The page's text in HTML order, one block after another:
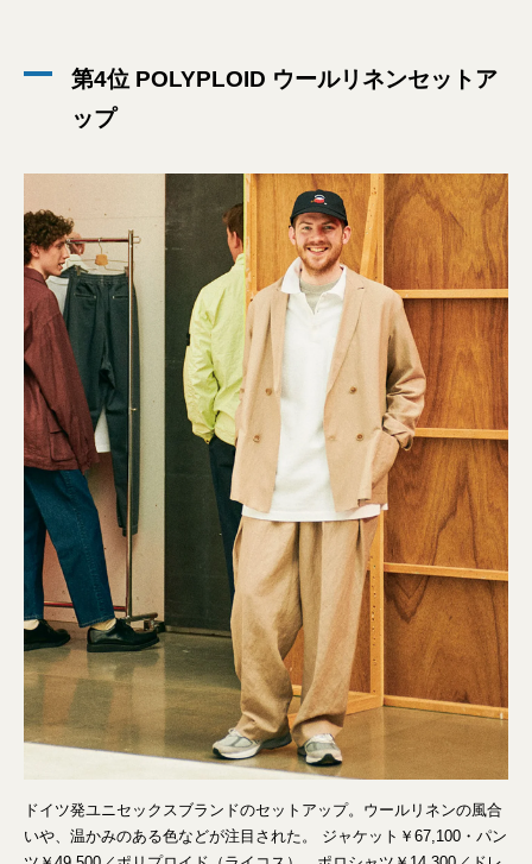
第4位 POLYPLOID ウールリネンセットア
ップ
ドイツ発ユニセックスブランドのセットアップ。ウールリネンの風合
いや、温かみのある色などが注目された。 ジャケット￥67,100・パン